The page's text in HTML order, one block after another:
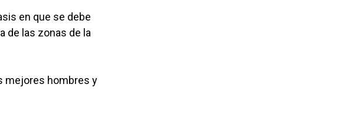
en que se debe
de las zonas de la
mejores hombres y